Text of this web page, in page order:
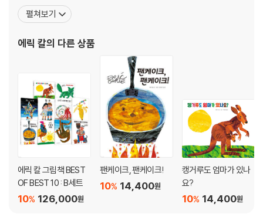
주 배고픈 애벌레』로 큰 인기를 얻었다. 전 세계 70여 개 언어로 번역
되고, 5,500만 부 이상의 판매를 기록한 『아주아주 배고픈 애벌레』
잉걸스 와일더 상, 볼로냐 국
펼쳐보기
에릭 칼의 다른 상품
에릭 칼 그림책 BEST
OF BEST 10 : B세트
126,000원
10%
팬케이크, 팬케이크!
14,400원
10%
캥거루도 엄마가 있나
요?
14,400원
10%